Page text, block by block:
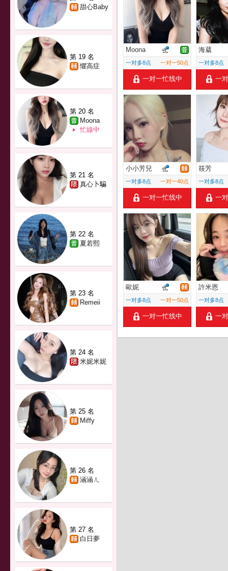
甜心Baby
第 19 名
懼高症
第 20 名
Moona
忙線中
第 21 名
真心卜騙
第 22 名
夏若熙
第 23 名
Remeii
第 24 名
米妮米妮
第 25 名
Miffy
第 26 名
涵涵ㄦ
第 27 名
白日夢
Moona
一对多8点 一对一50点
一对一忙线中
海葳
一对多8点
一
小小芳兒
一对多8点 一对一40点
一对一忙线中
筱芳
一对多8点
一
歐妮
一对多8点 一对一50点
一对一忙线中
許米恩
一对多8点
一